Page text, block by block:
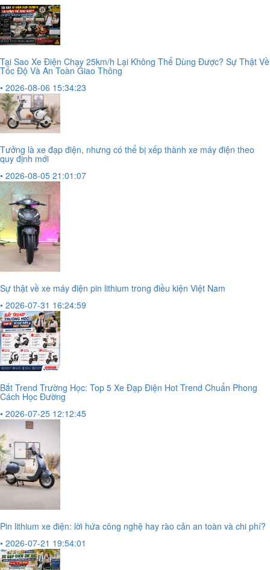
Tại Sao Xe Điện Chạy 25km/h Lại Không Thể Dùng Được? Sự Thật Về
Tốc Độ Và An Toàn Giao Thông
• 2026-08-06 15:34:23
Tưởng là xe đạp điện, nhưng có thể bị xếp thành xe máy điện theo
quy định mới
• 2026-08-05 21:01:07
Sự thật về xe máy điện pin lithium trong điều kiện Việt Nam
• 2026-07-31 16:24:59
Bắt Trend Trường Học: Top 5 Xe Đạp Điện Hot Trend Chuẩn Phong
Cách Học Đường
• 2026-07-25 12:12:45
Pin lithium xe điện: lời hứa công nghệ hay rào cản an toàn và chi phí?
• 2026-07-21 19:54:01